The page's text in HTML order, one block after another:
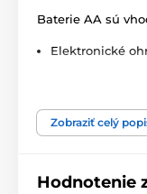
Baterie AA sú
Elektronické
ilustračný
Produkt je
Zobraziť celý
Hodnotenie